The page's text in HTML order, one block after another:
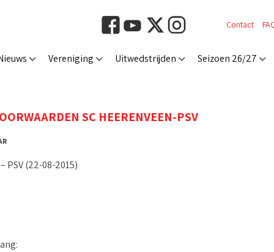
Contact
Vereniging Uitwedstrijden Seizoen 26/27
SC HEERENVEEN-PSV
PSV (22-08-2015)